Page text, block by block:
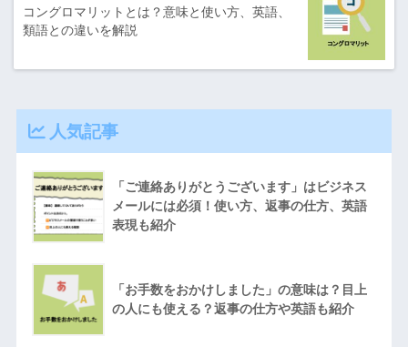
コングロマリットとは？意味と使い方、英語、
類語との違いを解説
人気記事
「ご連絡ありがとうございます」はビジネス
メールには必須！使い方、返事の仕方、英語
表現も紹介
「お手数をおかけしました」の意味は？目上
の人にも使える？返事の仕方や英語も紹介